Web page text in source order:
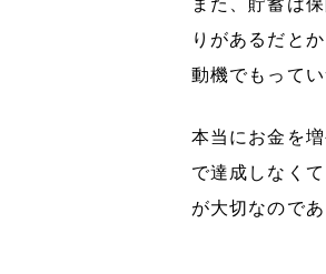
りがあるだと
動機でもって
本当にお金を
で達成しなく
が大切なのであ